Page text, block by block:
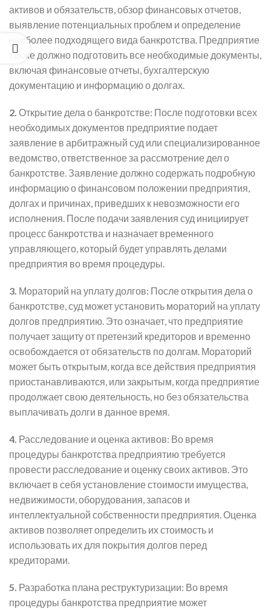
активов и обязательств, обзор финансовых отчетов,
выявление потенциальных проблем и определение
наиболее подходящего вида банкротства. Предприятие
также должно подготовить все необходимые документы,
включая финансовые отчеты, бухгалтерскую
документацию и информацию о долгах.
2. Открытие дела о банкротстве: После подготовки всех
необходимых документов предприятие подает
заявление в арбитражный суд или специализированное
ведомство, ответственное за рассмотрение дел о
банкротстве. Заявление должно содержать подробную
информацию о финансовом положении предприятия,
долгах и причинах, приведших к невозможности его
исполнения. После подачи заявления суд инициирует
процесс банкротства и назначает временного
управляющего, который будет управлять делами
предприятия во время процедуры.
3. Мораторий на уплату долгов: После открытия дела о
банкротстве, суд может установить мораторий на уплату
долгов предприятию. Это означает, что предприятие
получает защиту от претензий кредиторов и временно
освобождается от обязательств по долгам. Мораторий
может быть открытым, когда все действия предприятия
приостанавливаются, или закрытым, когда предприятие
продолжает свою деятельность, но без обязательства
выплачивать долги в данное время.
4. Расследование и оценка активов: Во время
процедуры банкротства предприятию требуется
провести расследование и оценку своих активов. Это
включает в себя установление стоимости имущества,
недвижимости, оборудования, запасов и
интеллектуальной собственности предприятия. Оценка
активов позволяет определить их стоимость и
использовать их для покрытия долгов перед
кредиторами.
5. Разработка плана реструктуризации: Во время
процедуры банкротства предприятие может